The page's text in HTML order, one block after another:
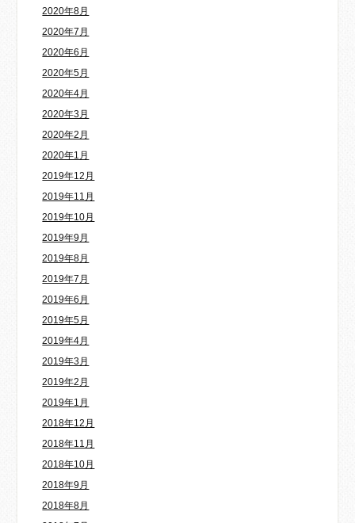
2020年8月
2020年7月
2020年6月
2020年5月
2020年4月
2020年3月
2020年2月
2020年1月
2019年12月
2019年11月
2019年10月
2019年9月
2019年8月
2019年7月
2019年6月
2019年5月
2019年4月
2019年3月
2019年2月
2019年1月
2018年12月
2018年11月
2018年10月
2018年9月
2018年8月